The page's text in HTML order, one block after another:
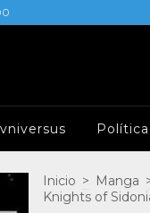
Inicio > Manga
Knights of